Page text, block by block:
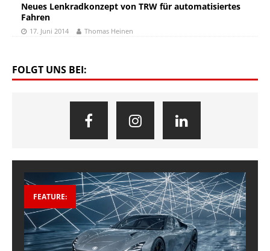
Neues Lenkradkonzept von TRW für automatisiertes
Fahren
17. Juni 2014 Thomas Heinen
FOLGT UNS BEI:
FEATURE: